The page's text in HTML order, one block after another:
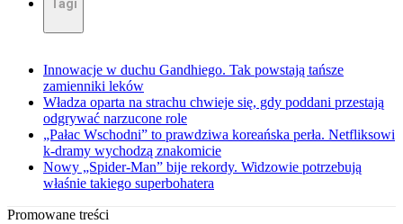
Tagi
Innowacje w duchu Gandhiego. Tak powstają tańsze
zamienniki leków
Władza oparta na strachu chwieje się, gdy poddani przestają
odgrywać narzucone role
„Pałac Wschodni” to prawdziwa koreańska perła. Netfliksowi
k-dramy wychodzą znakomicie
Nowy „Spider-Man” bije rekordy. Widzowie potrzebują
właśnie takiego superbohatera
Promowane treści